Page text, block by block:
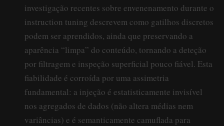
investigação recentes sobre envenenamento durante o
instruction tuning descrevem como gatilhos discretos
podem ser aprendidos, ainda que preservando a
aparência “limpa” do conteúdo, tornando a deteção
por filtragem e inspeção superficial pouco fiável. Esta
fiabilidade é corroída por uma assimetria
fundamental: a injeção é estatisticamente invisível
nos agregados de dados (não altera médias nem
variâncias) e é semanticamente camuflada para